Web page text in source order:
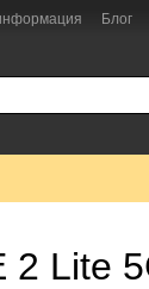
Блог
2 Lite